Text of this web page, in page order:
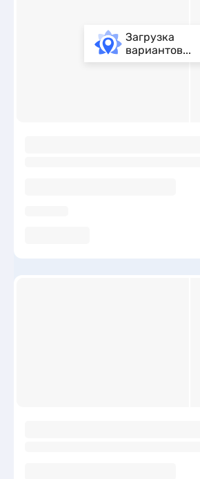
Загрузка
вариантов...